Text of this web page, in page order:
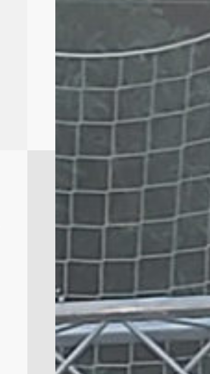
Batxillerat , ESO,Portada Batxillerat
El batxillerat al Pedrolo
Portes obertes a les
Ahir vam obrir les portes a les
que han d’iniciar estudis
d’una visita per les nostres
breu presentació per part de
diferents departaments, vam
d’actes, on membres de l’equip
l’estructura, les matèries, les
del batxillerat a l’INS Manuel de